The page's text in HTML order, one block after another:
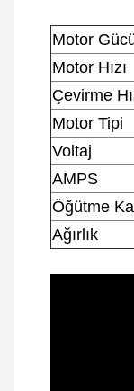
Motor
Motor Hızı
Çevirme
Motor Tipi
Voltaj
AMPS
Öğütme
Ağırlık